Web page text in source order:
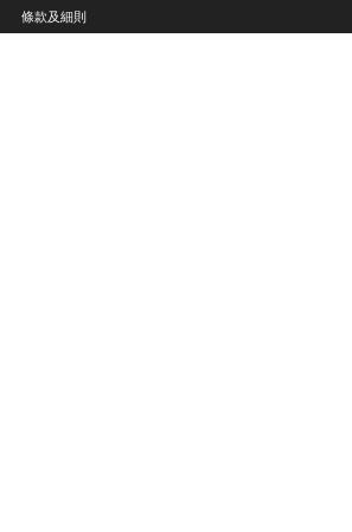
條款及細則